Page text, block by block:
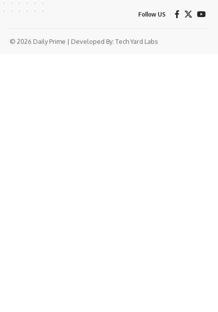
Follow US
© 2026 Daily Prime | Developed By: Tech Yard Labs